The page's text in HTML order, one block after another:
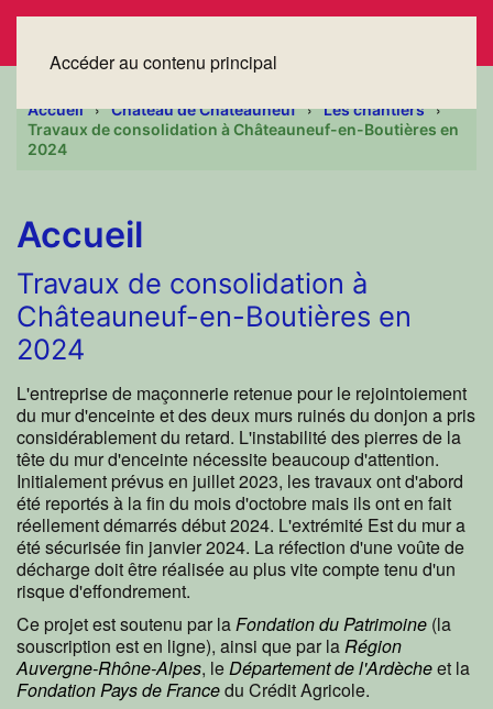
Accéder au contenu principal
Accueil Château de Châteauneuf
Les chantiers
Travaux de consolidation à Châteauneuf-en-Boutières en
2024
Accueil
Travaux de consolidation à
Châteauneuf-en-Boutières en
2024
L'entreprise de maçonnerie retenue pour le rejointoiement
du mur d'enceinte et des deux murs ruinés du donjon a pris
considérablement du retard. L'instabilité des pierres de la
tête du mur d'enceinte nécessite beaucoup d'attention.
Initialement prévus en juillet 2023, les travaux ont d'abord
été reportés à la fin du mois d'octobre mais ils ont en fait
réellement démarrés début 2024. L'extrémité Est du mur a
été sécurisée fin janvier 2024. La réfection d'une voûte de
décharge doit être réalisée au plus vite compte tenu d'un
risque d'effondrement.
Ce projet est soutenu par laFondation du Patrimoine (la
souscription est en ligne), ainsi que par laRégion
Auvergne-Rhône-Alpes, leDépartement de l'Ardècheet la
Fondation Pays de Francedu Crédit Agricole.